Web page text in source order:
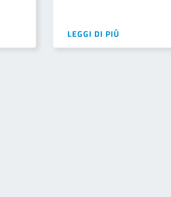
LEGGI DI PIÙ